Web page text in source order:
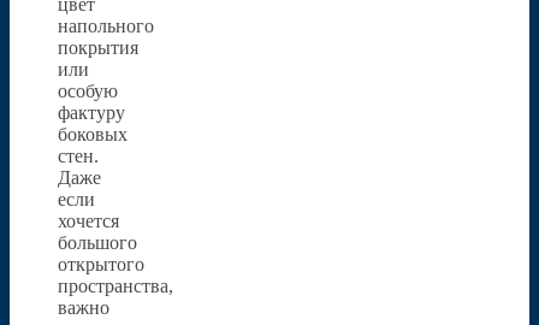
напольного
покрытия
или
особую
фактуру
боковых
стен.
Даже
если
хочется
большого
открытого
пространства,
важно